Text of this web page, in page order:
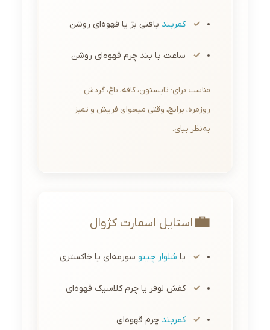
کمربند بافتی بژ یا قهوه‌ای روشن
ساعت با بند چرم قهوه‌ای روشن
مناسب برای: تابستون، کافه، باغ، گردش
روزمره، برانچ، وقتی میخوای فریش و تمیز
به‌نظر بیای.
💼استایل اسمارت کژوال
با شلوار چینو سورمه‌ای یا خاکستری
کفش لوفر یا چرم کلاسیک قهوه‌ای
کمربند چرم قهوه‌ای